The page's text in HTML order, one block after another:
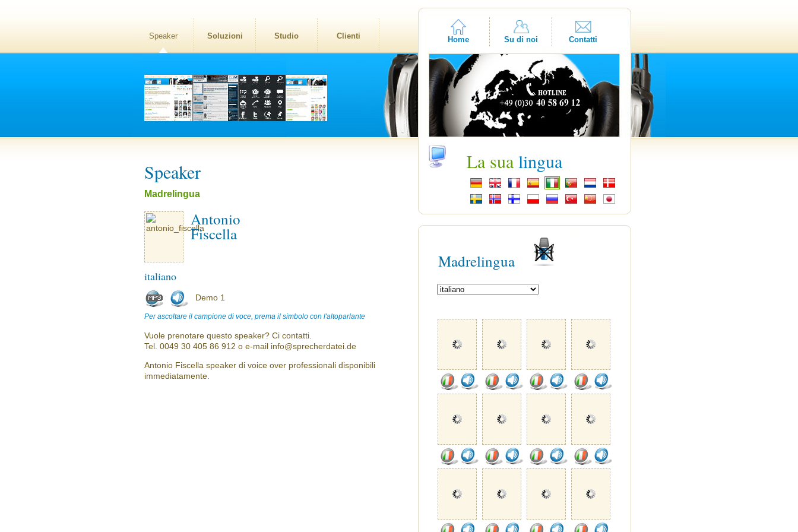
Speaker Soluzioni Studio Clienti Home Su di noi Contatti
Speaker
Madrelingua
Antonio
Fiscella
italiano
Demo 1
Per ascoltare il campione di voce, prema il simbolo con l'altoparlante
Vuole prenotare questo speaker? Ci contatti.
Tel. 0049 30 405 86 912 o e-mail info@sprecherdatei.de
Antonio Fiscella speaker di voice over professionali disponibili
immediatamente.
La sualingua
Madrelingua